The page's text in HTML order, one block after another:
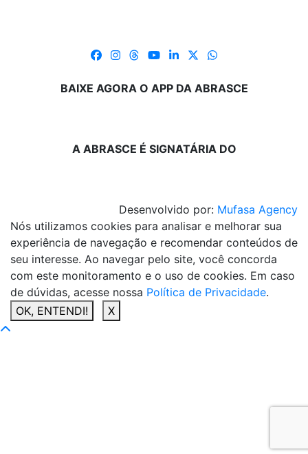
BAIXE AGORA O APP DA ABRASCE
A ABRASCE É SIGNATÁRIA DO
Desenvolvido por: Mufasa Agency
Nós utilizamos cookies para analisar e melhorar sua
experiência de navegação e recomendar conteúdos de
seu interesse. Ao navegar pelo site, você concorda
com este monitoramento e o uso de cookies. Em caso
de dúvidas, acesse nossa Política de Privacidade.
OK, ENTENDI!
X